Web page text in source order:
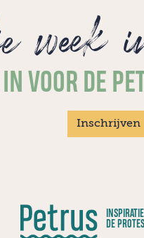
week
VOOR DE
Inschrijven
DE